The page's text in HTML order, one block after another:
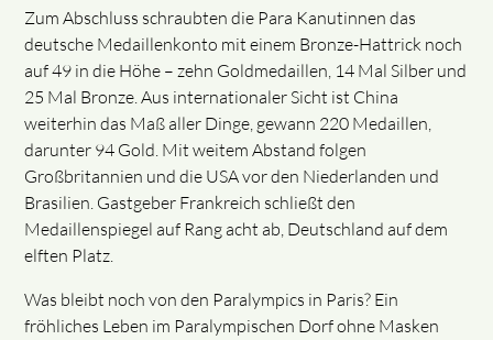
Zum Abschluss schraubten die Para Kanutinnen das
deutsche Medaillenkonto mit einem Bronze-Hattrick noch
auf 49 in die Höhe – zehn Goldmedaillen, 14 Mal Silber und
25 Mal Bronze. Aus internationaler Sicht ist China
weiterhin das Maß aller Dinge, gewann 220 Medaillen,
darunter 94 Gold. Mit weitem Abstand folgen
Großbritannien und die USA vor den Niederlanden und
Brasilien. Gastgeber Frankreich schließt den
Medaillenspiegel auf Rang acht ab, Deutschland auf dem
elften Platz.
Was bleibt noch von den Paralympics in Paris? Ein
fröhliches Leben im Paralympischen Dorf ohne Masken